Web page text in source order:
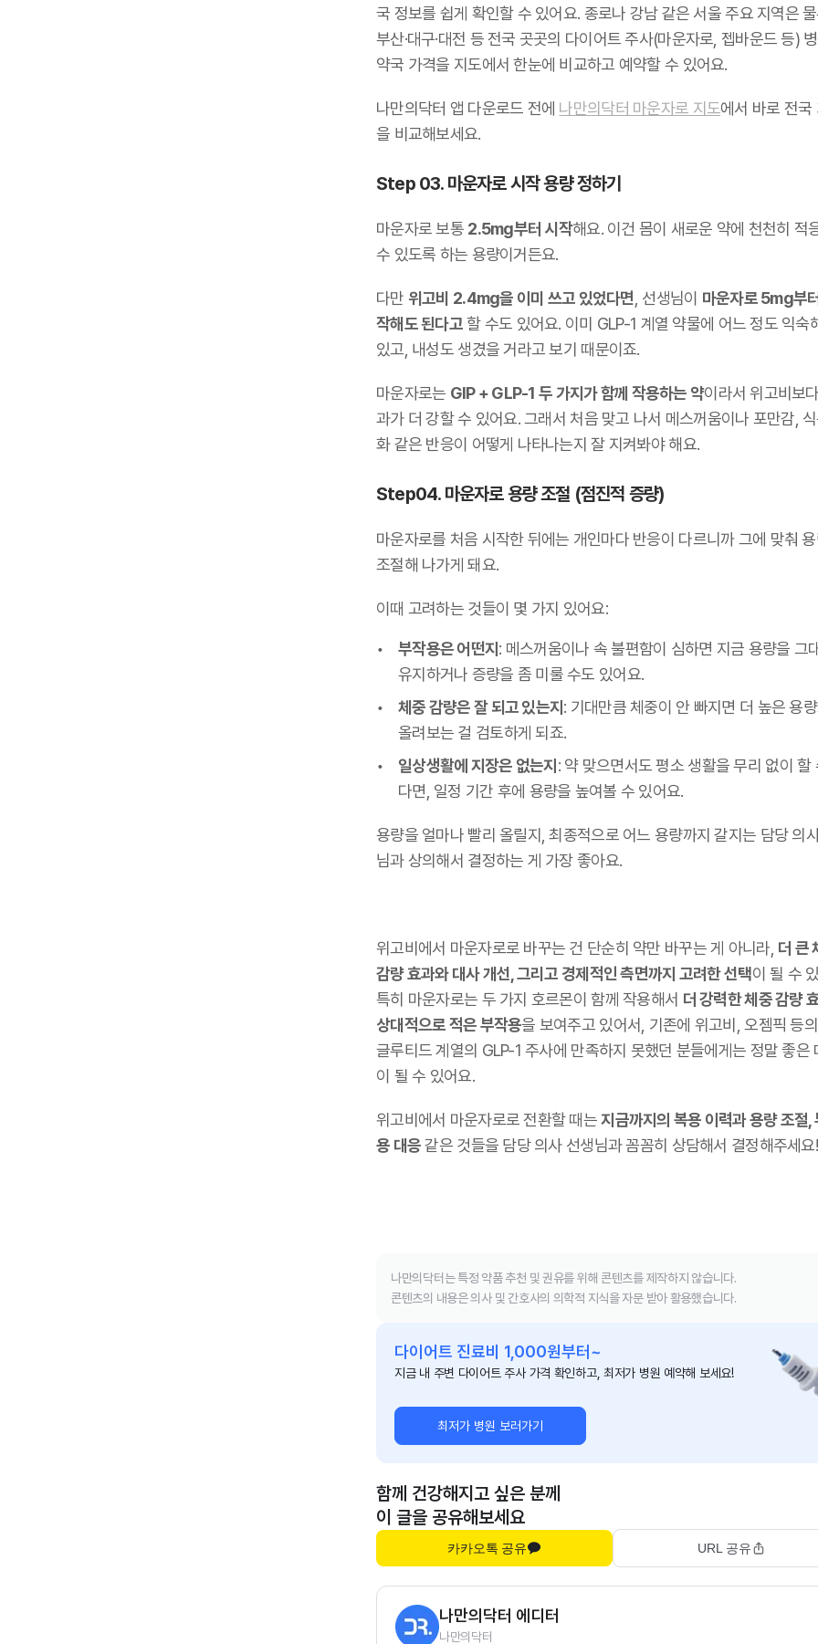
국 정보를 쉽게 확인할 수 있어요. 종로나 강남 같은 서울 주요 지역은
부산·대구·대전 등 전국 곳곳의 다이어트 주사(마운자로, 젭바운드 등)
약국 가격을 지도에서 한눈에 비교하고 예약할 수 있어요.
나만의닥터 앱 다운로드 전에 나만의닥터 마운자로 지도에서 바로 전국
을 비교해보세요.
Step 03. 마운자로 시작 용량 정하기
마운자로 보통 2.5mg부터 시작해요. 이건 몸이 새로운 약에 천천히 적
수 있도록 하는 용량이거든요.
다만 위고비 2.4mg을 이미 쓰고 있었다면, 선생님이 마운자로 5mg부
작해도 된다고할 수도 있어요. 이미 GLP-1 계열 약물에 어느 정도 익숙
있고, 내성도 생겼을 거라고 보기 때문이죠.
마운자로는 GIP + GLP-1 두 가지가 함께 작용하는 약이라서 위고비보
과가 더 강할 수 있어요. 그래서 처음 맞고 나서 메스꺼움이나 포만감,
화 같은 반응이 어떻게 나타나는지 잘 지켜봐야 해요.
Step04. 마운자로 용량 조절 (점진적 증량)
마운자로를 처음 시작한 뒤에는 개인마다 반응이 다르니까 그에 맞춰
조절해 나가게 돼요.
이때 고려하는 것들이 몇 가지 있어요:
부작용은 어떤지 : 메스꺼움이나 속 불편함이 심하면 지금 용량을 그
유지하거나 증량을 좀 미룰 수도 있어요.
체중 감량은 잘 되고 있는지 : 기대만큼 체중이 안 빠지면 더 높은 용
올려보는 걸 검토하게 되죠.
일상생활에 지장은 없는지 : 약 맞으면서도 평소 생활을 무리 없이 할
다면, 일정 기간 후에 용량을 높여볼 수 있어요.
용량을 얼마나 빨리 올릴지, 최종적으로 어느 용량까지 갈지는 담당 의
님과 상의해서 결정하는 게 가장 좋아요.
위고비에서 마운자로로 바꾸는 건 단순히 약만 바꾸는 게 아니라, 더 큰
감량 효과와 대사 개선, 그리고 경제적인 측면까지 고려한 선택이 될 수
특히 마운자로는 두 가지 호르몬이 함께 작용해서 더 강력한 체중 감량
상대적으로 적은 부작용을 보여주고 있어서, 기존에 위고비, 오젬픽 등
글루티드 계열의 GLP-1 주사에 만족하지 못했던 분들에게는 정말 좋은
이 될 수 있어요.
위고비에서 마운자로로 전환할 때는지금까지의 복용 이력과 용량 조절,
용 대응같은 것들을 담당 의사 선생님과 꼼꼼히 상담해서 결정해주세요!
나만의닥터는 특정 약품 추천 및 권유를 위해 콘텐츠를 제작하지 않습니다.
콘텐츠의 내용은 의사 및 간호사의 의학적 지식을 자문 받아 활용했습니다.
다이어트 진료비 1,000원부터~
지금 내 주변 다이어트 주사 가격 확인하고, 최저가 병원 예약해 보세요!
최저가 병원 보러가기
함께 건강해지고 싶은 분께
이 글을 공유해보세요
카카오톡 공유 URL 공유
나만의닥터 에디터
나만의닥터